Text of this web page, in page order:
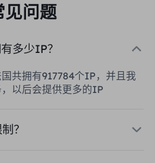
见问题
多少IP？
共拥有917784个IP，并且我
以后会提供更多的IP
？